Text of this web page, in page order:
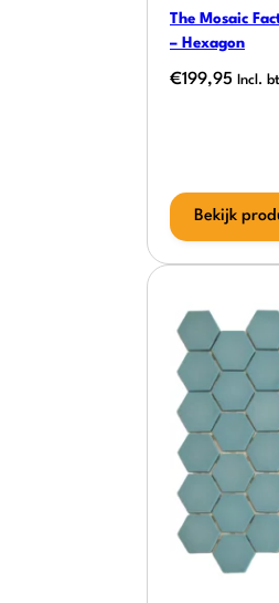
The Mosaic
– Hexagon
€199,95 Incl.
Bekijk